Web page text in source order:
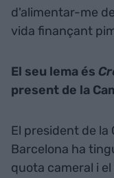
d'alimentar-me
vida finançant
El seu lema és
present de la
El president de la
Barcelona ha
quota cameral i